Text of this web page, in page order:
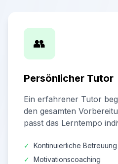
👥
Persönlicher Tutor
Ein erfahrener Tutor
den gesamten
passt das Lerntempo
✓ Kontinuierliche Betreuung
✓ Motivationscoaching